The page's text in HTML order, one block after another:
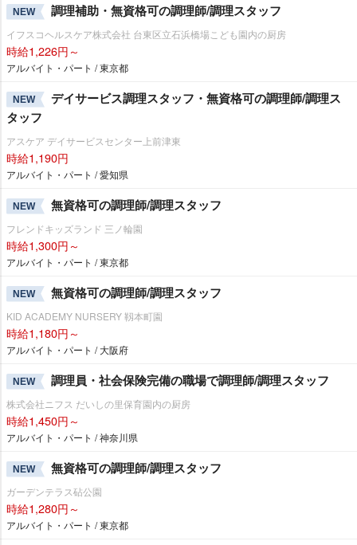
NEW 調理補助・無資格可の調理師/調理スタッフ
イフスコヘルスケア株式会社 台東区立石浜橋場こども園内の厨房
時給1,226円～
アルバイト・パート / 東京都
NEW
デイサービス調理スタッフ・無資格可の調理師/調理ス
タッフ
アスケア デイサービスセンター上前津東
時給1,190円
アルバイト・パート / 愛知県
NEW 無資格可の調理師/調理スタッフ
フレンドキッズランド 三ノ輪園
時給1,300円～
アルバイト・パート / 東京都
NEW 無資格可の調理師/調理スタッフ
KID ACADEMY NURSERY 靱本町園
時給1,180円～
アルバイト・パート / 大阪府
NEW 調理員・社会保険完備の職場で調理師/調理スタッフ
株式会社ニフス だいしの里保育園内の厨房
時給1,450円～
アルバイト・パート / 神奈川県
NEW 無資格可の調理師/調理スタッフ
ガーデンテラス砧公園
時給1,280円～
アルバイト・パート / 東京都